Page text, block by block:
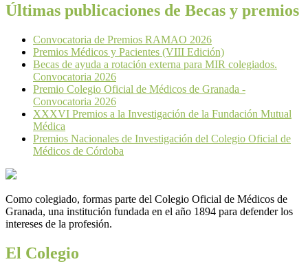
Últimas publicaciones de Becas y premios
Convocatoria de Premios RAMAO 2026
Premios Médicos y Pacientes (VIII Edición)
Becas de ayuda a rotación externa para MIR colegiados.
Convocatoria 2026
Premio Colegio Oficial de Médicos de Granada -
Convocatoria 2026
XXXVI Premios a la Investigación de la Fundación Mutual
Médica
Premios Nacionales de Investigación del Colegio Oficial de
Médicos de Córdoba
Como colegiado, formas parte del Colegio Oficial de Médicos de
Granada, una institución fundada en el año 1894 para defender los
intereses de la profesión.
El Colegio